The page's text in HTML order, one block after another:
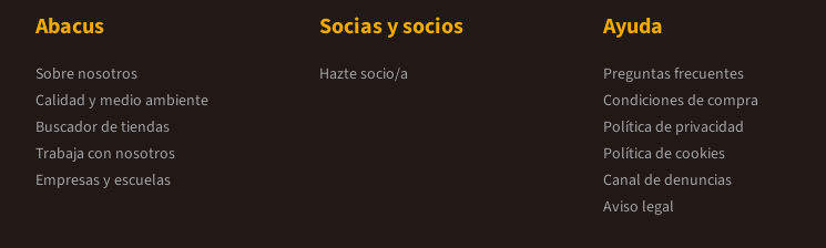
Abacus
Sobre nosotros
Calidad y medio ambiente
Buscador de tiendas
Trabaja con nosotros
Empresas y escuelas
Socias y socios
Hazte socio/a
Ayuda
Preguntas frecuentes
Condiciones de compra
Política de privacidad
Política de cookies
Canal de denuncias
Aviso legal